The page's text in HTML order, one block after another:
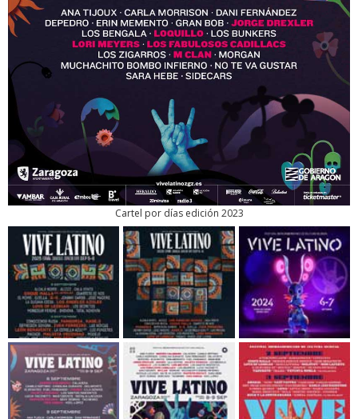
Cartel por días edición 2023